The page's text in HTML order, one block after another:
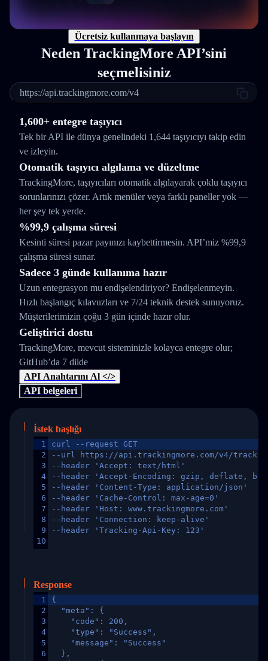
Ücretsiz kullanmaya başlayın
Neden TrackingMore API’sini
seçmelisiniz
https://api.trackingmore.com/v4
1,600+ entegre taşıyıcı
Tek bir API ile dünya genelindeki 1,644 taşıyıcıyı takip edin
ve izleyin.
Otomatik taşıyıcı algılama ve düzeltme
TrackingMore, taşıyıcıları otomatik algılayarak çoklu taşıyıcı
sorunlarınızı çözer. Artık menüler veya farklı paneller yok —
her şey tek yerde.
%99,9 çalışma süresi
Kesinti süresi pazar payınızı kaybettirmesin. API’miz %99,9
çalışma süresi sunar.
Sadece 3 günde kullanıma hazır
Uzun entegrasyon mu endişelendiriyor? Endişelenmeyin.
Hızlı başlangıç kılavuzları ve 7/24 teknik destek sunuyoruz.
Müşterilerimizin çoğu 3 gün içinde hazır olur.
Geliştirici dostu
TrackingMore, mevcut sisteminizle kolayca entegre olur;
GitHub’da 7 dilde
API Anahtarını Al </>
API belgeleri
İstek başlığı
1
2
3
4
5
6
7
8
9
10
curl --request GET
--url https://api.trackingmore.com/v4/trackings/
--header 'Accept: text/html'
--header 'Accept-Encoding: gzip, deflate,
--header 'Content-Type: application/json'
--header 'Cache-Control: max-age=0'
--header 'Host: www.trackingmore.com'
--header 'Connection: keep-alive'
--header 'Tracking-Api-Key: 123'
Response
1
2
3
4
5
6
{
  "meta": {
    "code": 200,
    "type": "Success",
    "message": "Success"
  },